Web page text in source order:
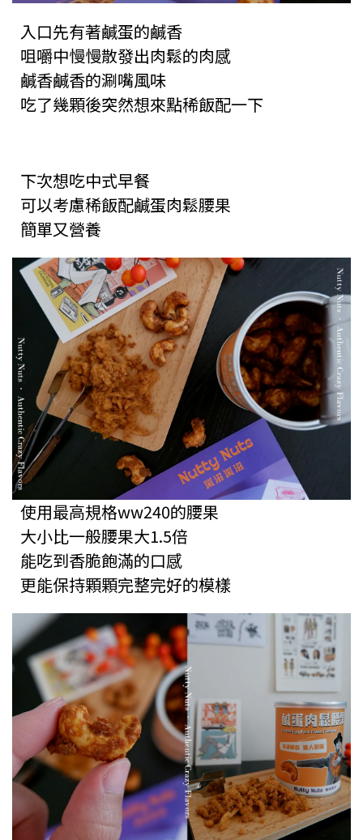
入口先有著鹹蛋的鹹香
咀嚼中慢慢散發出肉鬆的肉感
鹹香鹹香的涮嘴風味
吃了幾顆後突然想來點稀飯配一下
下次想吃中式早餐
可以考慮稀飯配鹹蛋肉鬆腰果
簡單又營養
使用最高規格ww240的腰果
大小比一般腰果大1.5倍
能吃到香脆飽滿的口感
更能保持顆顆完整完好的模樣